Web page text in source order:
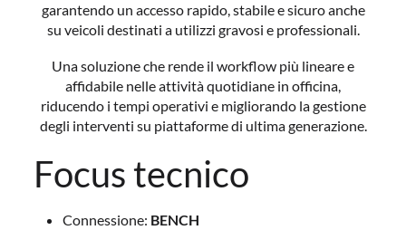
garantendo un accesso rapido, stabile e sicuro anche
su veicoli destinati a utilizzi gravosi e professionali.
Una soluzione che rende il workflow più lineare e
affidabile nelle attività quotidiane in officina,
riducendo i tempi operativi e migliorando la gestione
degli interventi su piattaforme di ultima generazione.
Focus tecnico
Connessione: BENCH